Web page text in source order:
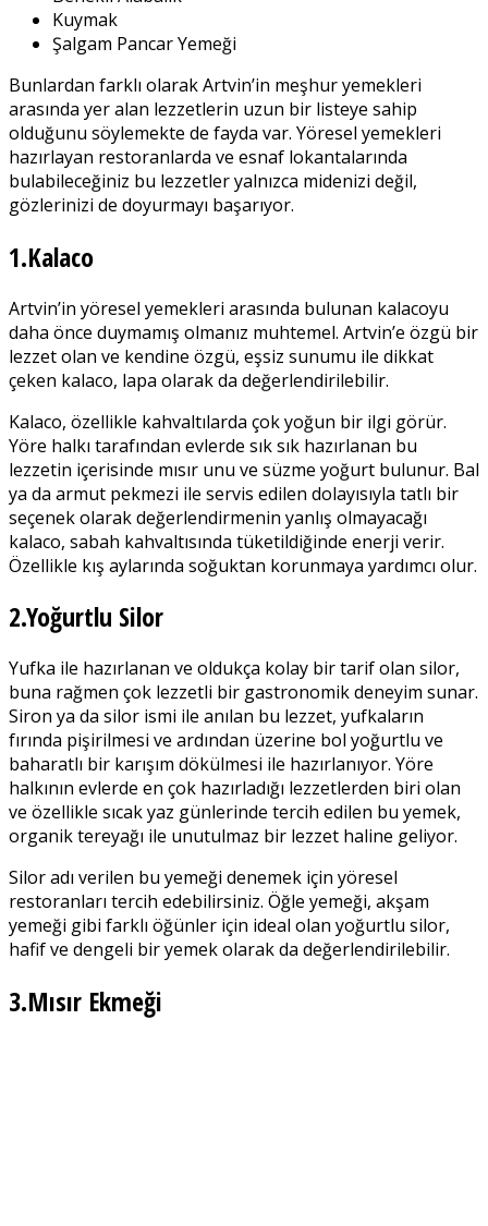
Kuymak
Şalgam Pancar Yemeği
Bunlardan farklı olarak Artvin’in meşhur yemekleri
arasında yer alan lezzetlerin uzun bir listeye sahip
olduğunu söylemekte de fayda var. Yöresel yemekleri
hazırlayan restoranlarda ve esnaf lokantalarında
bulabileceğiniz bu lezzetler yalnızca midenizi değil,
gözlerinizi de doyurmayı başarıyor.
1.Kalaco
Artvin’in yöresel yemekleri arasında bulunan kalacoyu
daha önce duymamış olmanız muhtemel. Artvin’e özgü bir
lezzet olan ve kendine özgü, eşsiz sunumu ile dikkat
çeken kalaco, lapa olarak da değerlendirilebilir.
Kalaco, özellikle kahvaltılarda çok yoğun bir ilgi görür.
Yöre halkı tarafından evlerde sık sık hazırlanan bu
lezzetin içerisinde mısır unu ve süzme yoğurt bulunur. Bal
ya da armut pekmezi ile servis edilen dolayısıyla tatlı bir
seçenek olarak değerlendirmenin yanlış olmayacağı
kalaco, sabah kahvaltısında tüketildiğinde enerji verir.
Özellikle kış aylarında soğuktan korunmaya yardımcı olur.
2.Yoğurtlu Silor
Yufka ile hazırlanan ve oldukça kolay bir tarif olan silor,
buna rağmen çok lezzetli bir gastronomik deneyim sunar.
Siron ya da silor ismi ile anılan bu lezzet, yufkaların
fırında pişirilmesi ve ardından üzerine bol yoğurtlu ve
baharatlı bir karışım dökülmesi ile hazırlanıyor. Yöre
halkının evlerde en çok hazırladığı lezzetlerden biri olan
ve özellikle sıcak yaz günlerinde tercih edilen bu yemek,
organik tereyağı ile unutulmaz bir lezzet haline geliyor.
Silor adı verilen bu yemeği denemek için yöresel
restoranları tercih edebilirsiniz. Öğle yemeği, akşam
yemeği gibi farklı öğünler için ideal olan yoğurtlu silor,
hafif ve dengeli bir yemek olarak da değerlendirilebilir.
3.Mısır Ekmeği